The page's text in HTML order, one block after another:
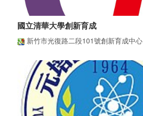
國立清華大學創新育成
新竹市光復路二段101號創新育成中心